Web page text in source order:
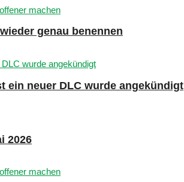
genau benennen
ein neuer DLC wurde angekündigt
2026